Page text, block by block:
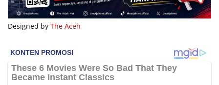
Designed by The Aceh